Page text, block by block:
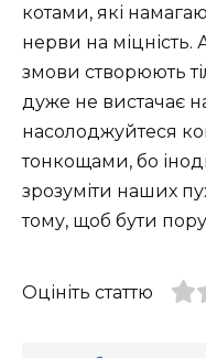
котами, які
нерви на міцність.
змови створюють
дуже не вистачає
насолоджуйтеся
тонкощами, бо
зрозуміти наших
тому, щоб бути
Оцініть статтю